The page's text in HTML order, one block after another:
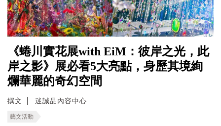
《蜷川實花展with EiM：彼岸之光，此
岸之影》展必看5大亮點，身歷其境絢
爛華麗的奇幻空間
撰文 迷誠品內容中心
藝文活動